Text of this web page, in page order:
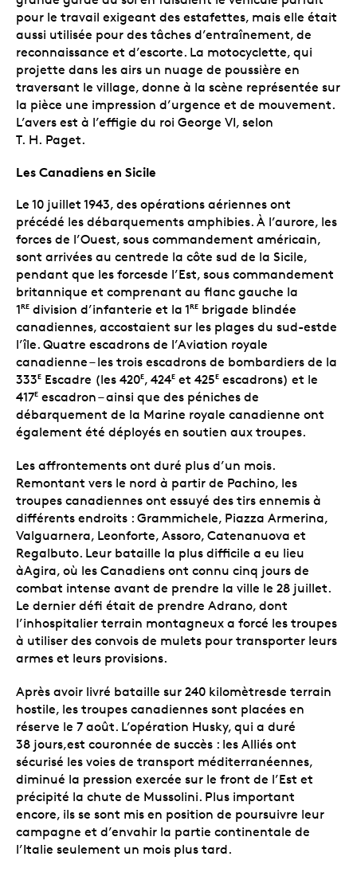
pour le travail exigeant des estafettes, mais elle était
aussi utilisée pour des tâches d’entraînement, de
reconnaissance et d’escorte. La motocyclette, qui
projette dans les airs un nuage de poussière en
traversant le village, donne à la scène représentée sur
la pièce une impression d’urgence et de mouvement.
L’avers est à l’effigie du roi George VI, selon
T. H. Paget.
Les Canadiens en Sicile
Le 10 juillet 1943, des opérations aériennes ont
précédé les débarquements amphibies. À l’aurore, les
forces de l’Ouest, sous commandement américain,
sont arrivées au centrede la côte sud de la Sicile,
pendant que les forcesde l’Est, sous commandement
britannique et comprenant au flanc gauche la
1RE division d’infanterie et la 1RE brigade blindée
canadiennes, accostaient sur les plages du sud-estde
l’île. Quatre escadrons de l’Aviation royale
canadienne – les trois escadrons de bombardiers de la
333E Escadre (les 420E, 424E et 425E escadrons) et le
417E escadron – ainsi que des péniches de
débarquement de la Marine royale canadienne ont
également été déployés en soutien aux troupes.
Les affrontements ont duré plus d’un mois.
Remontant vers le nord à partir de Pachino, les
troupes canadiennes ont essuyé des tirs ennemis à
différents endroits : Grammichele, Piazza Armerina,
Valguarnera, Leonforte, Assoro, Catenanuova et
Regalbuto. Leur bataille la plus difficile a eu lieu
àAgira, où les Canadiens ont connu cinq jours de
combat intense avant de prendre la ville le 28 juillet.
Le dernier défi était de prendre Adrano, dont
l’inhospitalier terrain montagneux a forcé les troupes
à utiliser des convois de mulets pour transporter leurs
armes et leurs provisions.
Après avoir livré bataille sur 240 kilomètresde terrain
hostile, les troupes canadiennes sont placées en
réserve le 7 août. L’opération Husky, qui a duré
38 jours,est couronnée de succès : les Alliés ont
sécurisé les voies de transport méditerranéennes,
diminué la pression exercée sur le front de l’Est et
précipité la chute de Mussolini. Plus important
encore, ils se sont mis en position de poursuivre leur
campagne et d’envahir la partie continentale de
l’Italie seulement un mois plus tard.